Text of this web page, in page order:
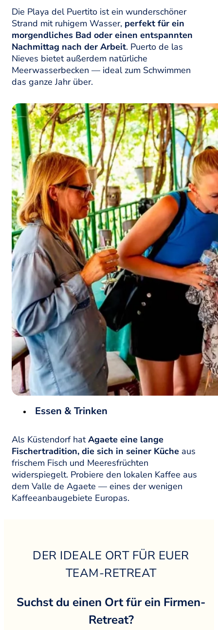
Die Playa del Puertito ist ein wunderschöner
Strand mit ruhigem Wasser, perfekt für ein
morgendliches Bad oder einen entspannten
Nachmittag nach der Arbeit. Puerto de las
Nieves bietet außerdem natürliche
Meerwasserbecken — ideal zum Schwimmen
das ganze Jahr über.
Essen & Trinken
Als Küstendorf hatAgaete eine lange
Fischertradition, die sich in seiner Küche aus
frischem Fisch und Meeresfrüchten
widerspiegelt. Probiere den lokalen Kaffee aus
dem Valle de Agaete — eines der wenigen
Kaffeeanbaugebiete Europas.
DER IDEALE ORT FÜR EUER
TEAM-RETREAT
Suchst du einen Ort für ein Firmen-
Retreat?